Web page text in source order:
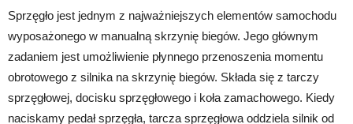
Sprzęgło jest jednym z najważniejszych elementów samochodu
wyposażonego w manualną skrzynię biegów. Jego głównym
zadaniem jest umożliwienie płynnego przenoszenia momentu
obrotowego z silnika na skrzynię biegów. Składa się z tarczy
sprzęgłowej, docisku sprzęgłowego i koła zamachowego. Kiedy
naciskamy pedał sprzęgła, tarcza sprzęgłowa oddziela silnik od